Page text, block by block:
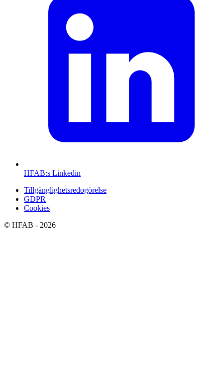
HFAB:s Linkedin
Tillgänglighetsredogörelse
GDPR
Cookies
© HFAB - 2026